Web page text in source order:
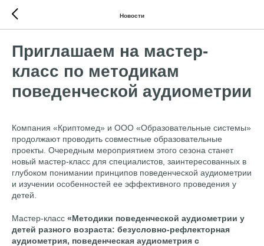
Новости
Приглашаем на мастер-
класс по методикам
поведенческой аудиометрии
Компания «Криптомед» и ООО «Образовательные системы»
продолжают проводить совместные образовательные
проекты. Очередным мероприятием этого сезона станет
новый мастер-класс для специалистов, заинтересованных в
глубоком понимании принципов поведенческой аудиометрии
и изучении особенностей ее эффективного проведения у
детей.
Мастер-класс «Методики поведенческой аудиометрии у
детей разного возраста: безусловно-рефлекторная
аудиометрия, поведенческая аудиометрия с